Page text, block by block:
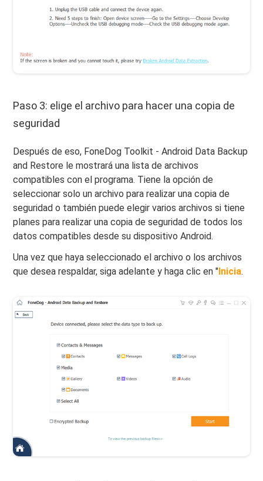
Paso 3: elige el archivo para hacer una copia de
seguridad
Después de eso, FoneDog Toolkit - Android Data Backup
and Restore le mostrará una lista de archivos
compatibles con el programa. Tiene la opción de
seleccionar solo un archivo para realizar una copia de
seguridad o también puede elegir varios archivos si tiene
planes para realizar una copia de seguridad de todos los
datos compatibles desde su dispositivo Android.
Una vez que haya seleccionado el archivo o los archivos
que desea respaldar, siga adelante y haga clic en " Inicia.